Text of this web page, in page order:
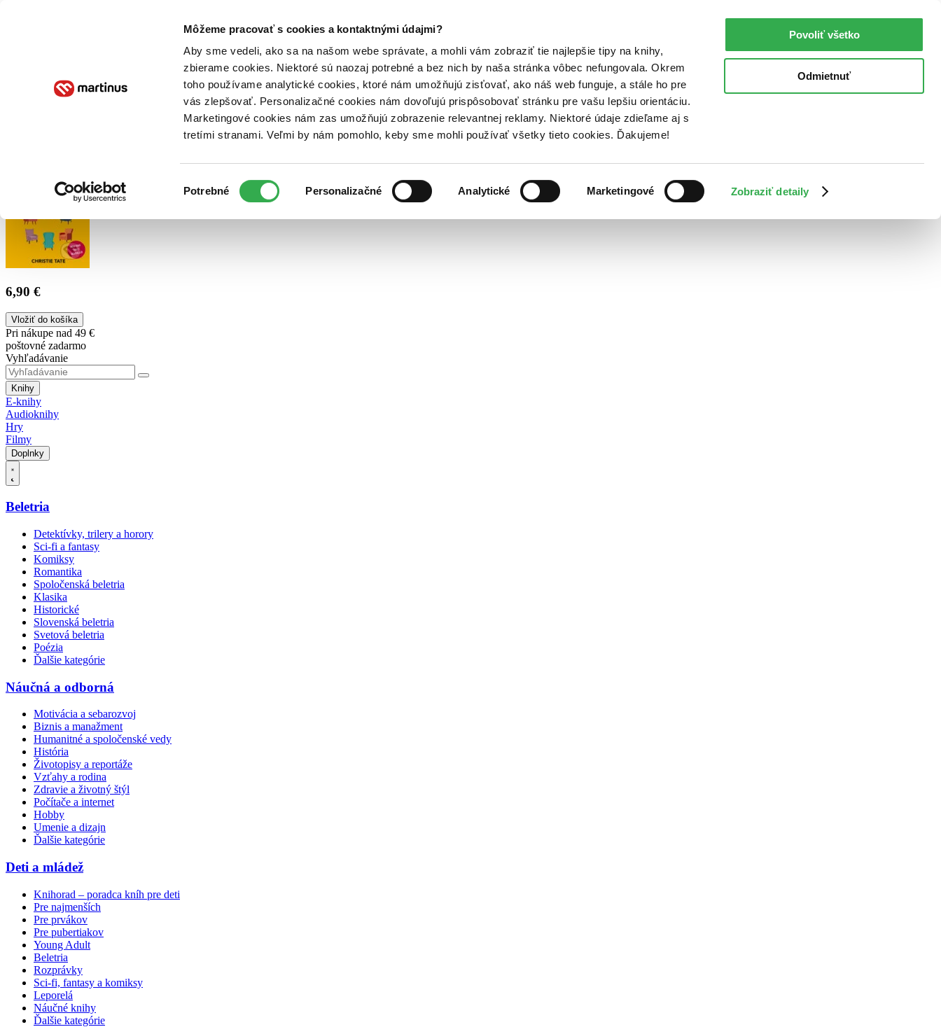
Môžeme pracovať s cookies a kontaktnými údajmi?
Aby sme vedeli, ako sa na našom webe správate, a mohli vám zobraziť tie najlepšie tipy na knihy,
zbierame cookies. Niektoré sú naozaj potrebné a bez nich by naša stránka vôbec nefungovala. Okrem
toho používame analytické cookies, ktoré nám umožňujú zisťovať, ako náš web funguje, a stále ho pre
vás zlepšovať. Personalizačné cookies nám dovoľujú prispôsobovať stránku pre vašu lepšiu orientáciu.
Marketingové cookies nám zas umožňujú zobrazenie relevantnej reklamy. Niektoré údaje zdieľame aj s
tretími stranami. Veľmi by nám pomohlo, keby sme mohli používať všetky tieto cookies. Ďakujeme!
súhlasu
Potrebné Personalizačné Analytické Marketingové Zobraziť detaily
Povoliť všetko
Odmietnuť
Poukážky Kontakt
6,90 €
Vložiť do košíka
Pri nákupe nad 49 €
poštovné zadarmo
Vyhľadávanie
Knihy
E-knihy
Audioknihy
Hry
Filmy
Doplnky
Beletria
Detektívky, trilery a horory
Sci-fi a fantasy
Komiksy
Romantika
Spoločenská beletria
Klasika
Historické
Slovenská beletria
Svetová beletria
Poézia
Ďalšie kategórie
Náučná a odborná
Motivácia a sebarozvoj
Biznis a manažment
Humanitné a spoločenské vedy
História
Životopisy a reportáže
Vzťahy a rodina
Zdravie a životný štýl
Počítače a internet
Hobby
Umenie a dizajn
Ďalšie kategórie
Deti a mládež
Knihorad – poradca kníh pre deti
Pre najmenších
Pre prvákov
Pre pubertiakov
Young Adult
Beletria
Rozprávky
Sci-fi, fantasy a komiksy
Leporelá
Náučné knihy
Ďalšie kategórie